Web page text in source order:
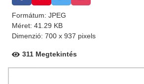
Formátum: JPEG
Méret: 41.29 KB
Dimenzió: 700 x 937 pixels
311 Megtekintés